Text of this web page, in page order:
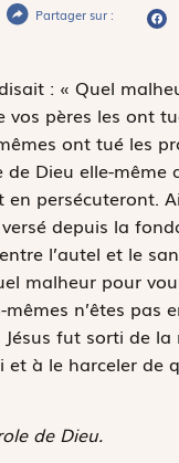
Partager sur :
: « Quel
vos pères les ont
ont tué les
de Dieu elle-
en persécuteront.
depuis la
l’autel et le
malheur pour
n’êtes pas
fut sorti de
et à le harceler
de Dieu.